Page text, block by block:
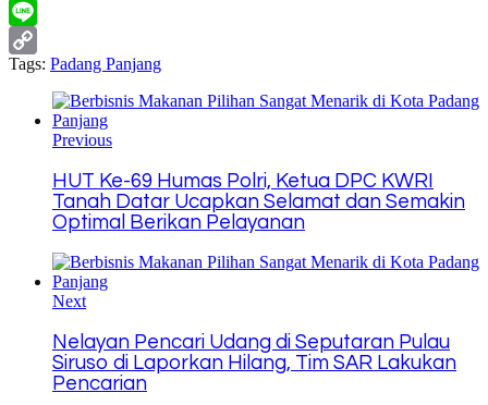
Messenger
Line
Copy
Tags: Padang Panjang
Previous
HUT Ke-69 Humas Polri, Ketua DPC KWRI
Tanah Datar Ucapkan Selamat dan Semakin
Optimal Berikan Pelayanan
Next
Nelayan Pencari Udang di Seputaran Pulau
Siruso di Laporkan Hilang, Tim SAR Lakukan
Pencarian